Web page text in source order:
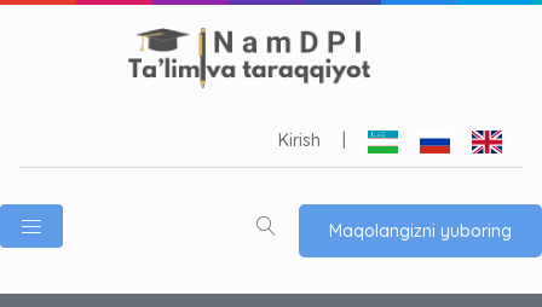
Kirish
Maqolangizni yuboring